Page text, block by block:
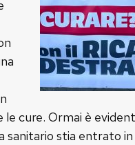
cure. Ormai è
sanitario stia entrato in